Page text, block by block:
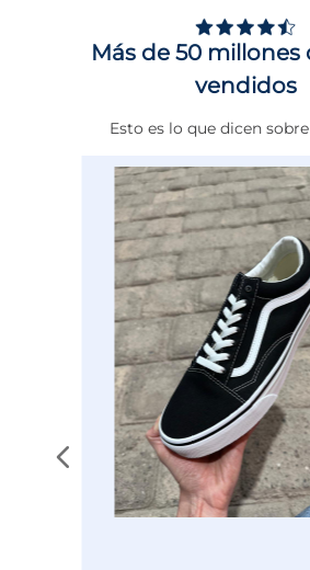
Género Hombre
DE 0 A
CAFE
Más de 50 millones
vendidos
Esto es lo que dicen